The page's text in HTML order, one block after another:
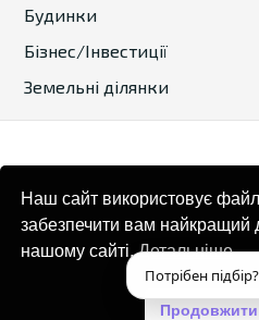
Будинки
Бізнес/Інвестиції
Земельні ділянки
© 2024. Bulgaria Tours by
Карта сайтуПолітика
Потрібен
Наш сайт використовує
забезпечити вам найкращий
нашому сайті.Детальніше
Продовжити